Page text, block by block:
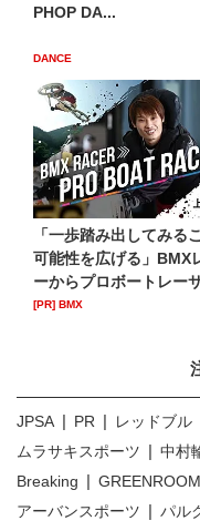
PHOP DA...
DANCE
「一歩踏み出してみる
可能性を広げる」BMX
ーからプロボートレー
へ...
[PR] BMX
JPSA PR レッドブル
ムラサキスポーツ
中村
Breaking
GREENROOM
アーバンスポーツ
パル